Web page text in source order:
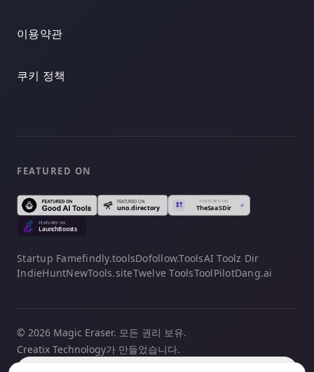
이용약관
쿠키 정책
FEATURED ON
Startup Famefindly.toolsDofollow.ToolsAI Toolz Dir
IndieHuntNewTools.siteTwelve ToolsToolPilotDang.ai
© 2026 Magic Eraser. 모든 권리 보유.
Creatix Technology가 만들었습니다.